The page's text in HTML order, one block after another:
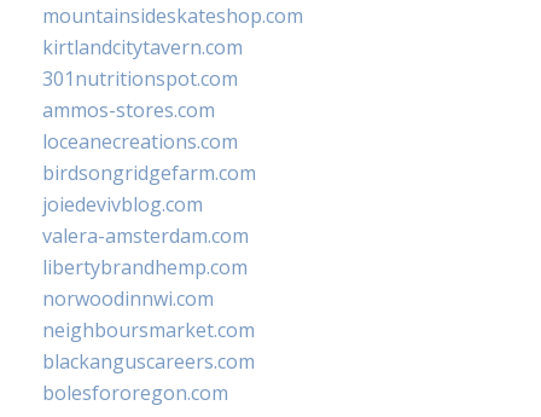
mountainsideskateshop.com
kirtlandcitytavern.com
301nutritionspot.com
ammos-stores.com
loceanecreations.com
birdsongridgefarm.com
joiedevivblog.com
valera-amsterdam.com
libertybrandhemp.com
norwoodinnwi.com
neighboursmarket.com
blackanguscareers.com
bolesfororegon.com